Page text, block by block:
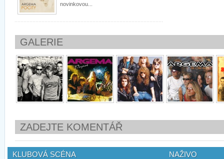
novinkovou...
GALERIE
ZADEJTE KOMENTÁŘ
KLUBOVÁ SCÉNA NAŽIVO